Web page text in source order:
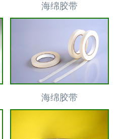
海绵胶带
海绵胶带